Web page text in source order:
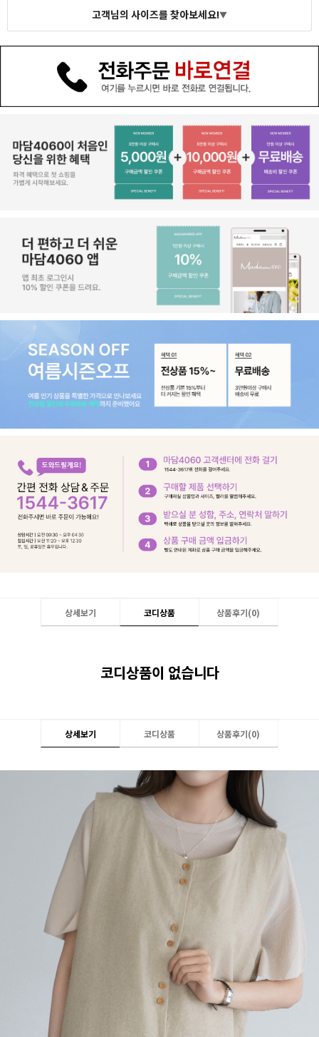
고객님의 사이즈를 찾아보세요!▼
상세보기 코디상품 상품후기(0)
코디상품이 없습니다
상세보기 코디상품 상품후기(0)